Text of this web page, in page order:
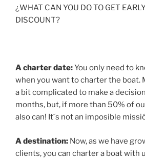
¿WHAT CAN YOU DO TO GET
DISCOUNT?
A charter date:You only need to
when you want to charter the boat.
a bit complicated to make a
months, but, if more than 50% of
also can! It´s not an imposible
A destination: Now, as we have
clients, you can charter a boat with